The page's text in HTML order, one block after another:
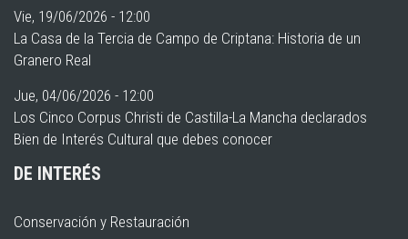
Vie, 19/06/2026 - 12:00
La Casa de la Tercia de Campo de Criptana: Historia de un
Granero Real
Jue, 04/06/2026 - 12:00
Los Cinco Corpus Christi de Castilla-La Mancha declarados
Bien de Interés Cultural que debes conocer
DE INTERÉS
Conservación y Restauración